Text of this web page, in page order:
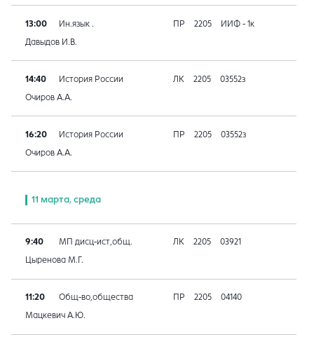
13:00 Ин.язык . ПР 2205 ИИФ - 1к
Давыдов И.В.
14:40 История России ЛК 2205 03552з
Очиров А.А.
16:20 История России ПР 2205 03552з
Очиров А.А.
11 марта, среда
9:40 МП дисц-ист,общ. ЛК 2205 03921
Цыренова М.Г.
11:20 Общ-во,общества ПР 2205 04140
Мацкевич А.Ю.